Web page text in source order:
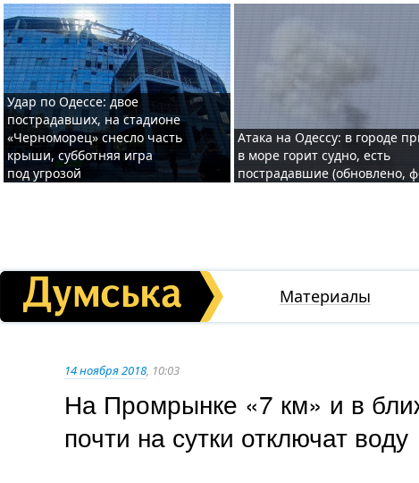
Удар по Одессе: двое
пострадавших, на стадионе
«Черноморец» снесло часть
крыши, субботняя игра
под угрозой
Атака на Одессу: в городе
в море горит судно, есть
пострадавшие (обновлено,
Материалы
14 ноября 2018, 10:03
На Промрынке «7 км» и в
почти на сутки отключат воду